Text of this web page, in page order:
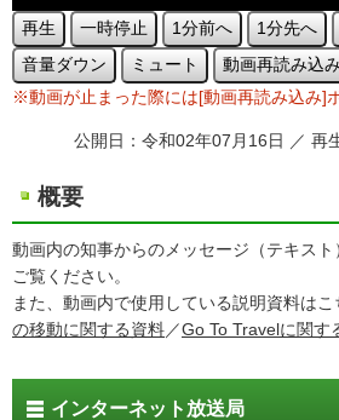
再生 一時停止 1分前へ 1分先へ
音量ダウン
ミュート
動画再読み込
※動画が止まった際には[動画再読み込み]
公開日：令和02年07月16日 ／ 再
概要
動画内の知事からのメッセージ（テキスト
ご覧ください。
また、動画内で使用している説明資料はこ
の移動に関する資料／Go To Travelに関す
インターネット放送局